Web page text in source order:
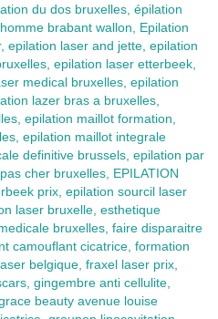
du dos bruxelles, épilation
brabant wallon, Epilation
epilation laser and jette, epilation
epilation laser etterbeek,
medical bruxelles, epilation
lazer bras a bruxelles,
epilation maillot formation,
epilation maillot integrale
definitive brussels, epilation par
cher bruxelles, EPILATION
prix, epilation sourcil laser
laser bruxelle, esthetique
bruxelles, faire disparaitre
camouflant cicatrice, formation
belgique, fraxel laser prix,
gingembre anti cellulite,
beauty avenue louise